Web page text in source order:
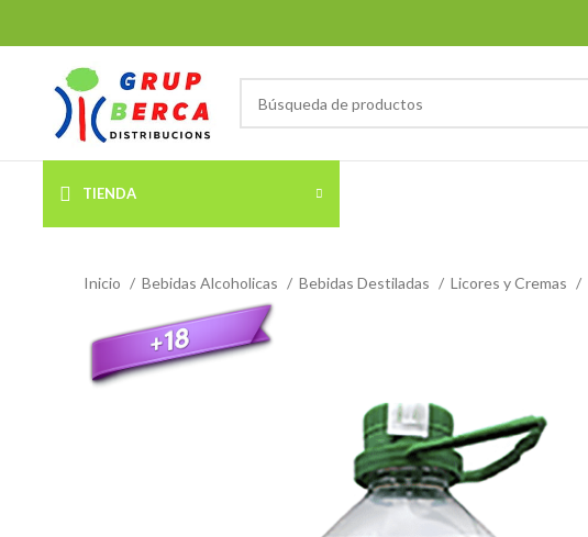
TIENDA
Inicio Bebidas Alcoholicas Bebidas Destiladas Licores y Cremas